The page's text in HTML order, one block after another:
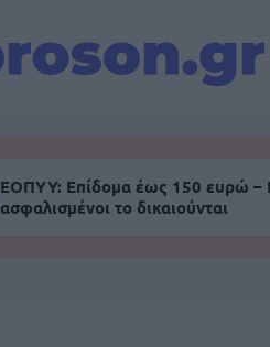
ΕΟΠΥΥ: Επίδομα έως 150 ευρώ –
ασφαλισμένοι το δικαιούνται